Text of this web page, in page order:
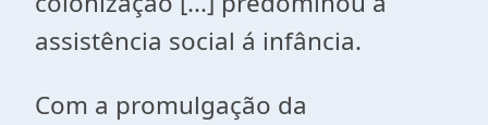
assistência social á infância.
Com a promulgação da